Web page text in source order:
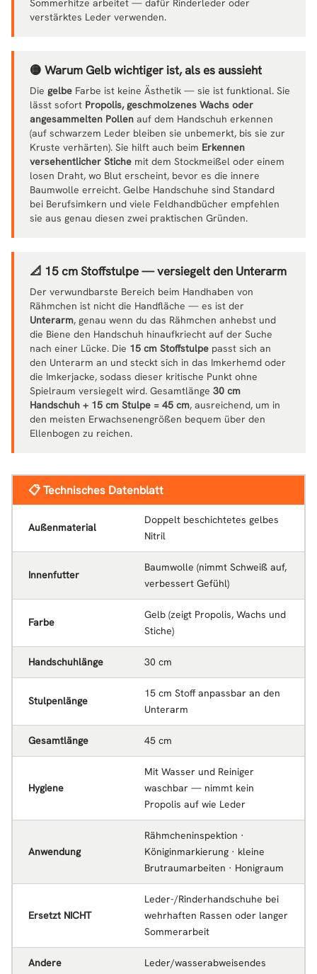
verstärktes Leder verwenden.
🟡 Warum Gelb wichtiger ist, als es aussieht
Die gelbe Farbe ist keine Ästhetik — sie ist funktional. Sie
lässt sofort Propolis, geschmolzenes Wachs oder
angesammelten Pollen auf dem Handschuh erkennen
(auf schwarzem Leder bleiben sie unbemerkt, bis sie zur
Kruste verhärten). Sie hilft auch beim Erkennen
versehentlicher Stiche mit dem Stockmeißel oder einem
losen Draht, wo Blut erscheint, bevor es die innere
Baumwolle erreicht. Gelbe Handschuhe sind Standard
bei Berufsimkern und viele Feldhandbücher empfehlen
sie aus genau diesen zwei praktischen Gründen.
📐 15 cm Stoffstulpe — versiegelt den Unterarm
Der verwundbarste Bereich beim Handhaben von
Rähmchen ist nicht die Handfläche — es ist der
Unterarm, genau wenn du das Rähmchen anhebst und
die Biene den Handschuh hinaufkriecht auf der Suche
nach einer Lücke. Die 15 cm Stoffstulpe passt sich an
den Unterarm an und steckt sich in das Imkerhemd oder
die Imkerjacke, sodass dieser kritische Punkt ohne
Spielraum versiegelt wird. Gesamtlänge 30 cm
Handschuh + 15 cm Stulpe = 45 cm, ausreichend, um in
den meisten Erwachsenengrößen bequem über den
Ellenbogen zu reichen.
📋 Technisches Datenblatt
Außenmaterial
Doppelt beschichtetes gelbes
Nitril
Innenfutter
Baumwolle (nimmt Schweiß auf,
verbessert Gefühl)
Farbe
Gelb (zeigt Propolis, Wachs und
Stiche)
Handschuhlänge 30 cm
Stulpenlänge
15 cm Stoff anpassbar an den
Unterarm
Gesamtlänge 45 cm
Hygiene
Mit Wasser und Reiniger
waschbar — nimmt kein
Propolis auf wie Leder
Anwendung
Rähmcheninspektion ·
Königinmarkierung · kleine
Brutraumarbeiten · Honigraum
Ersetzt NICHT
Leder-/Rinderhandschuhe bei
wehrhaften Rassen oder langer
Sommerarbeit
Andere
Leder/wasserabweisendes